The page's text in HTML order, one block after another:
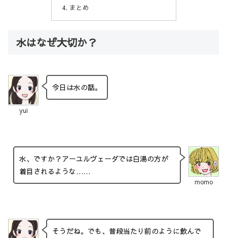
まとめ
水はなぜ大切か？
yui
今日は水の話。
momo
水、ですか？アーユルヴェーダでは白湯の方が
着目されるような……
そうだね。でも、普段当たり前のように飲んで